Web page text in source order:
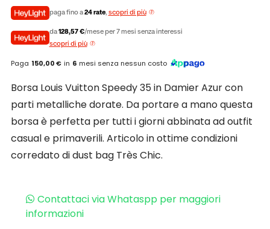
paga fino a24 rate, scopri di più
da128,57 €/mese per 7 mesi senza interessi
scopri di più
Paga 150,00 € in 6 mesi senza nessun costo
Borsa Louis Vuitton Speedy 35 in Damier Azur con
parti metalliche dorate. Da portare a mano questa
borsa è perfetta per tutti i giorni abbinata ad outfit
casual e primaverili. Articolo in ottime condizioni
corredato di dust bag Très Chic.
Contattaci via Whataspp per maggiori
informazioni